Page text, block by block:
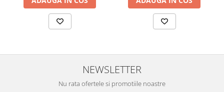
NEWSLETTER
Nu rata ofertele si promotiile noastre